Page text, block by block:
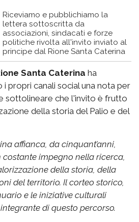
Riceviamo e pubblichiamo la
lettera sottoscritta da
associazioni, sindacati e forze
politiche rivolta all'invito inviato al
principe dal Rione Santa Caterina
Santa Caterina ha
propri canali social una nota per
sottolineare che l'invito è frutto
della storia del Palio e del
affianca, da cinquant’anni,
costante impegno nella ricerca,
della storia, della
del territorio. Il corteo storico,
e le iniziative culturali
di questo percorso.